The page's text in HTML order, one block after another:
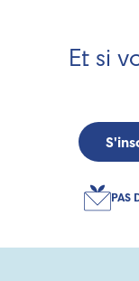
Et si
PAS